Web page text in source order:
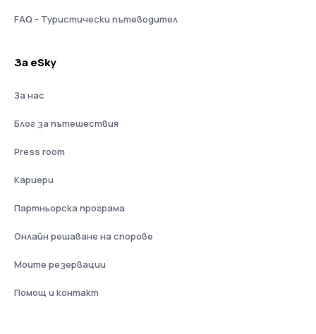
FAQ - Туристически пътеводител
За eSky
За нас
Блог за пътешествия
Press room
Кариери
Партньорска програма
Онлайн решаване на спорове
Моите резервации
Помощ и контакт